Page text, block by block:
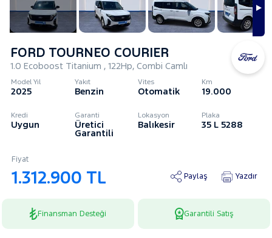
FORD TOURNEO COURIER
1.0 Ecoboost Titanium , 122Hp, Combi Camlı
Model Yıl
2025
Yakıt
Benzin
Vites
Otomatik
Km
19.000
Kredi
Uygun
Garanti
Üretici
Garantili
Lokasyon
Balıkesir
Plaka
35 L 5288
Fiyat
1.312.900 TL Paylaş Yazdır
Finansman Desteği Garantili Satış